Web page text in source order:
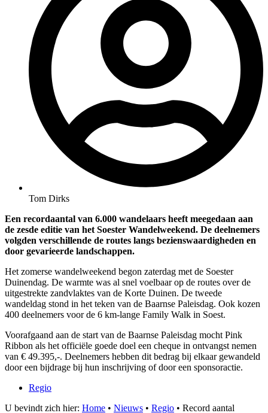
Tom Dirks
Een recordaantal van 6.000 wandelaars heeft meegedaan aan
de zesde editie van het Soester Wandelweekend. De deelnemers
volgden verschillende de routes langs bezienswaardigheden en
door gevarieerde landschappen.
Het zomerse wandelweekend begon zaterdag met de Soester
Duinendag. De warmte was al snel voelbaar op de routes over de
uitgestrekte zandvlaktes van de Korte Duinen. De tweede
wandeldag stond in het teken van de Baarnse Paleisdag. Ook kozen
400 deelnemers voor de 6 km-lange Family Walk in Soest.
Voorafgaand aan de start van de Baarnse Paleisdag mocht Pink
Ribbon als het officiële goede doel een cheque in ontvangst nemen
van € 49.395,-. Deelnemers hebben dit bedrag bij elkaar gewandeld
door een bijdrage bij hun inschrijving of door een sponsoractie.
Regio
U bevindt zich hier: Home • Nieuws • Regio • Record aantal